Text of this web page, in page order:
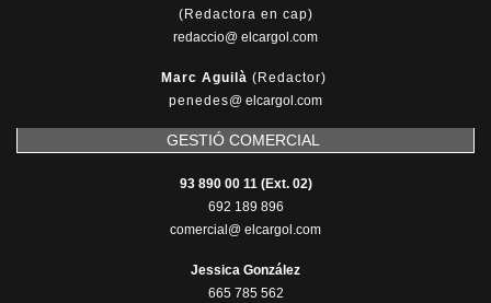
(Redactora en cap)
redaccio@ elcargol.com
Marc Aguilà (Redactor)
penedes@ elcargol.com
GESTIÓ COMERCIAL
93 890 00 11 (Ext. 02)
692 189 896
comercial@ elcargol.com
Jessica González
665 785 562